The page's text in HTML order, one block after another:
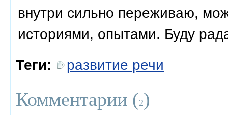
внутри сильно переживаю,
историями, опытами. Буду
Теги:
развитие речи
Комментарии (2)